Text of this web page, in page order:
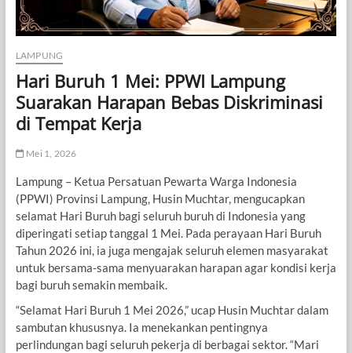
LAMPUNG
Hari Buruh 1 Mei: PPWI Lampung
Suarakan Harapan Bebas Diskriminasi
di Tempat Kerja
Mei 1, 2026
Lampung – Ketua Persatuan Pewarta Warga Indonesia
(PPWI) Provinsi Lampung, Husin Muchtar, mengucapkan
selamat Hari Buruh bagi seluruh buruh di Indonesia yang
diperingati setiap tanggal 1 Mei. Pada perayaan Hari Buruh
Tahun 2026 ini, ia juga mengajak seluruh elemen masyarakat
untuk bersama-sama menyuarakan harapan agar kondisi kerja
bagi buruh semakin membaik.
“Selamat Hari Buruh 1 Mei 2026,” ucap Husin Muchtar dalam
sambutan khususnya. Ia menekankan pentingnya
perlindungan bagi seluruh pekerja di berbagai sektor. “Mari